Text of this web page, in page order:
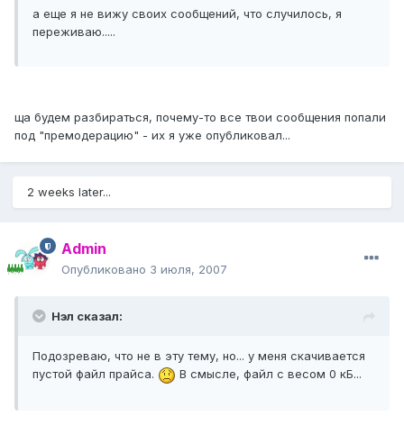
а еще я не вижу своих сообщений, что случилось, я
переживаю.....
ща будем разбираться, почему-то все твои сообщения попали
под "премодерацию" - их я уже опубликовал...
2 weeks later...
Admin
Опубликовано 3 июля, 2007
Нэл сказал:
Подозреваю, что не в эту тему, но... у меня скачивается
пустой файл прайса.
В смысле, файл с весом 0 кБ...